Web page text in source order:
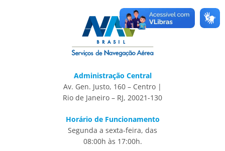
Administração Central
Av. Gen. Justo, 160 – Centro |
Rio de Janeiro – RJ, 20021-130
Horário de Funcionamento
Segunda a sexta-feira, das
08:00h às 17:00h.